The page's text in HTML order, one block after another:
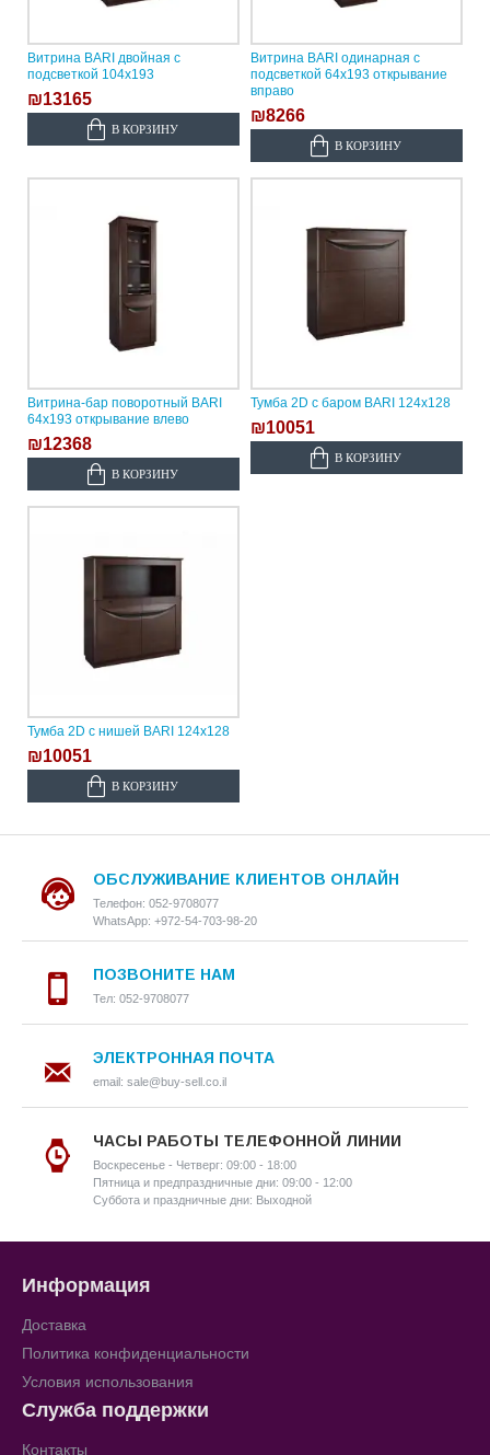
Витрина BARI двойная с
подсветкой 104х193
₪13165
В КОРЗИНУ
Витрина BARI одинарная с
подсветкой 64х193 открывание
вправо
₪8266
В КОРЗИНУ
Витрина-бар поворотный BARI
64х193 открывание влево
₪12368
В КОРЗИНУ
Тумба 2D с баром BARI 124х128
₪10051
В КОРЗИНУ
Тумба 2D с нишей BARI 124х128
₪10051
В КОРЗИНУ
ОБСЛУЖИВАНИЕ КЛИЕНТОВ ОНЛАЙН
Телефон: 052-9708077
WhatsApp: +972-54-703-98-20
ПОЗВОНИТЕ НАМ
Тел: 052-9708077
ЭЛЕКТРОННАЯ ПОЧТА
email: sale@buy-sell.co.il
ЧАСЫ РАБОТЫ ТЕЛЕФОННОЙ ЛИНИИ
Воскресенье - Четверг: 09:00 - 18:00
Пятница и предпраздничные дни: 09:00 - 12:00
Суббота и праздничные дни: Выходной
Информация
Доставка
Политика конфиденциальности
Условия использования
Служба поддержки
Контакты